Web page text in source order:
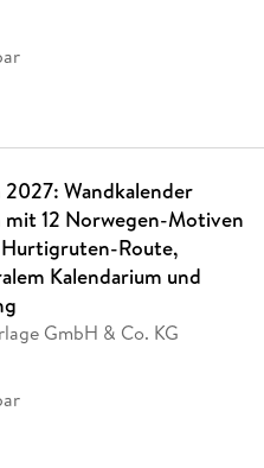
Wandkalender
12 Norwegen-Motiven
Route,
Kalendarium und
GmbH & Co. KG